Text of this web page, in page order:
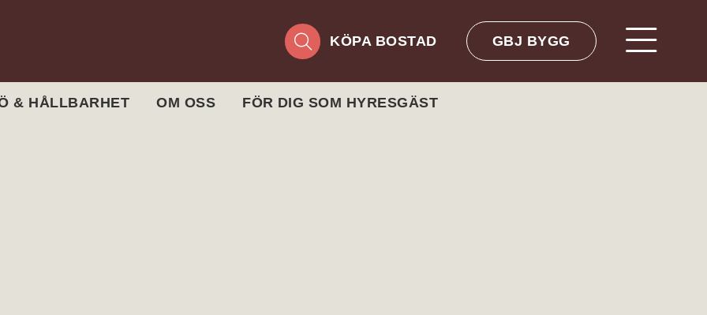
KÖPA BOSTAD GBJ BYGG
& HÅLLBARHET OM OSS FÖR DIG SOM HYRESGÄST